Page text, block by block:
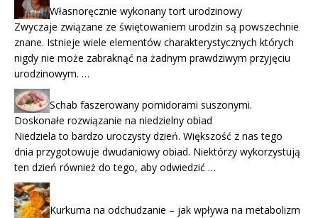
Własnoręcznie wykonany tort urodzinowy
Zwyczaje związane ze świętowaniem urodzin są powszechnie
znane. Istnieje wiele elementów charakterystycznych których
nigdy nie może zabraknąć na żadnym prawdziwym przyjęciu
urodzinowym. …
Schab faszerowany pomidorami suszonymi.
Doskonałe rozwiązanie na niedzielny obiad
Niedziela to bardzo uroczysty dzień. Większość z nas tego
dnia przygotowuje dwudaniowy obiad. Niektórzy wykorzystują
ten dzień również do tego, aby odwiedzić …
Kurkuma na odchudzanie – jak wpływa na metabolizm